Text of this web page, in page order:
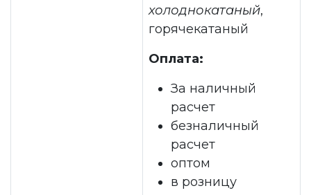
холоднокатаный,
горячекатаный
Оплата:
За наличный
расчет
безналичный
расчет
оптом
в розницу